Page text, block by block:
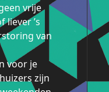
vrije
liever ’s
van
voor je
zijn